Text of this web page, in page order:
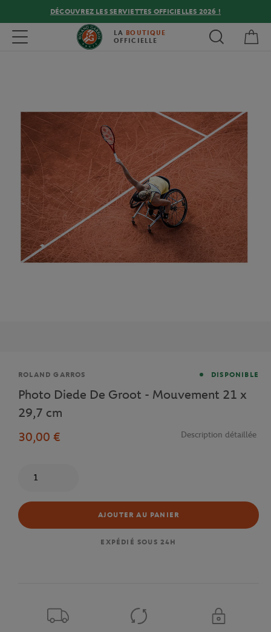
DÉCOUVREZ LES SERVIETTES OFFICIELLES 2026 !
Toggle navigation LA BOUTIQUE
OFFICIELLE
Marque
ROLAND GARROS DISPONIBLE
Photo Diede De Groot - Mouvement 21 x
29,7 cm
30,00 €
Description détaillée
AJOUTER AU PANIER
EXPÉDIÉ SOUS 24H